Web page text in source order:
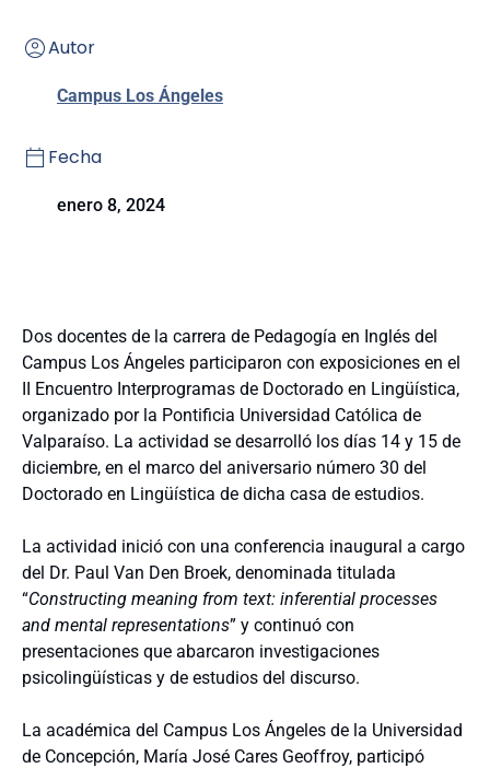
Autor
Campus Los Ángeles
Fecha
enero 8, 2024
Dos docentes de la carrera de Pedagogía en Inglés del
Campus Los Ángeles participaron con exposiciones en el
II Encuentro Interprogramas de Doctorado en Lingüística,
organizado por la Pontificia Universidad Católica de
Valparaíso. La actividad se desarrolló los días 14 y 15 de
diciembre, en el marco del aniversario número 30 del
Doctorado en Lingüística de dicha casa de estudios.
La actividad inició con una conferencia inaugural a cargo
del Dr. Paul Van Den Broek, denominada titulada
“Constructing meaning from text: inferential processes
and mental representations” y continuó con
presentaciones que abarcaron investigaciones
psicolingüísticas y de estudios del discurso.
La académica del Campus Los Ángeles de la Universidad
de Concepción, María José Cares Geoffroy, participó